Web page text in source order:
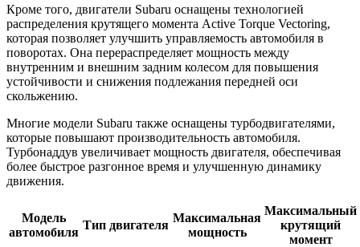
Кроме того, двигатели Subaru оснащены технологией
распределения крутящего момента Active Torque Vectoring,
которая позволяет улучшить управляемость автомобиля в
поворотах. Она перераспределяет мощность между
внутренним и внешним задним колесом для повышения
устойчивости и снижения подлежания передней оси
скольжению.
Многие модели Subaru также оснащены турбодвигателями,
которые повышают производительность автомобиля.
Турбонаддув увеличивает мощность двигателя, обеспечивая
более быстрое разгонное время и улучшенную динамику
движения.
Модель
автомобиля
Тип двигателя
Максимальная
мощность
Максимальный
крутящий
момент